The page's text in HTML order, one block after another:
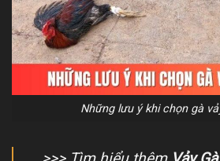
Những lưu ý khi chọn gà